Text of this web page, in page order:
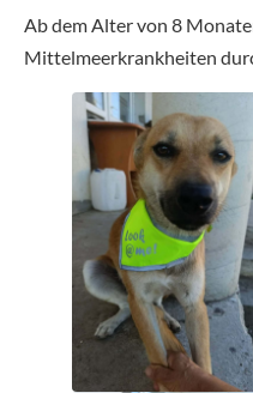
Ab dem Alter von 8
Mittelmeerkrankheiten